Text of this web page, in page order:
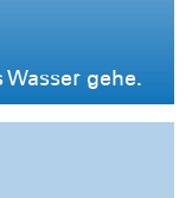
gehe.